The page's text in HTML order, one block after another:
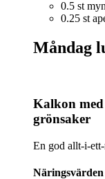
0.5 st
0.25 st
Måndag
Kalkon
grönsaker
En god allt-i-
Näringsvärden